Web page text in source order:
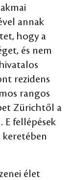
annak
hogy a
és nem
rezidens
rangos
Zürichtől a
E fellépések
élet